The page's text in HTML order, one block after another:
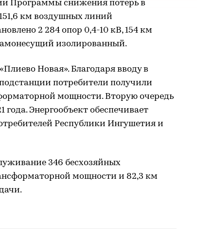
Программы снижения потерь в
км воздушных линий
2 284 опор 0,4-10 кВ, 154 км
изолированный.
Новая». Благодаря вводу в
потребители получили
мощности. Вторую очередь
Энергообъект обеспечивает
Республики Ингушетия и
346 бесхозяйных
мощности и 82,3 км